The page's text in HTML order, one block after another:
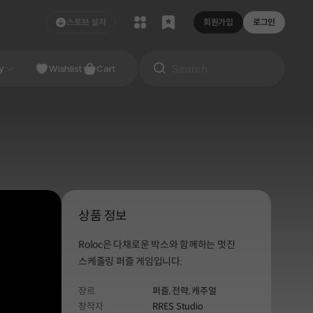
스토브 설치 회원가입 로그인
Studio
Wishlist Cart
상품 정보
Roloc은 다채로운 박스와 함께하는 멋진
스케줄링 퍼즐 게임입니다.
장르 퍼즐,전략,캐주얼
창작자
RRES Studio